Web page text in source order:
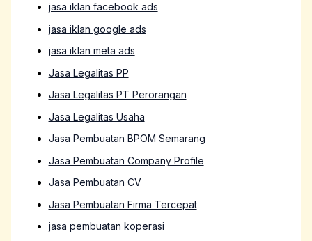
jasa iklan facebook ads
jasa iklan google ads
jasa iklan meta ads
Jasa Legalitas PP
Jasa Legalitas PT Perorangan
Jasa Legalitas Usaha
Jasa Pembuatan BPOM Semarang
Jasa Pembuatan Company Profile
Jasa Pembuatan CV
Jasa Pembuatan Firma Tercepat
jasa pembuatan koperasi